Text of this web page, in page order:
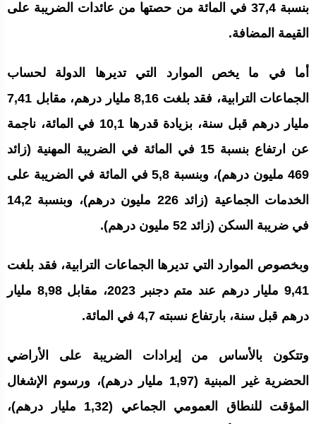
بنسبة 37,4 في المائة من حصتها من عائدات الضريبة على
القيمة المضافة.
أما في ما يخص الموارد التي تديرها الدولة لحساب
الجماعات الترابية، فقد بلغت 8,16 مليار درهم، مقابل 7,41
مليار درهم قبل سنة، بزيادة قدرها 10,1 في المائة، ناجمة
عن ارتفاع بنسبة 15 في المائة في الضريبة المهنية (زائد
469 مليون درهم)، وبنسبة 5,8 في المائة في الضريبة على
الخدمات الجماعية (زائد 226 مليون درهم)، وبنسبة 14,2
في ضريبة السكن (زائد 52 مليون درهم).
وبخصوص الموارد التي تديرها الجماعات الترابية، فقد بلغت
9,41 مليار درهم عند متم دجنبر 2023، مقابل 8,98 مليار
درهم قبل سنة، بارتفاع نسبته 4,7 في المائة.
وتتكون بالأساس من إيرادات الضريبة على الأراضي
الحضرية غير المبنية (1,97 مليار درهم)، ورسوم الإشغال
المؤقت للنطاق العمومي الجماعي (1,32 مليار درهم)،